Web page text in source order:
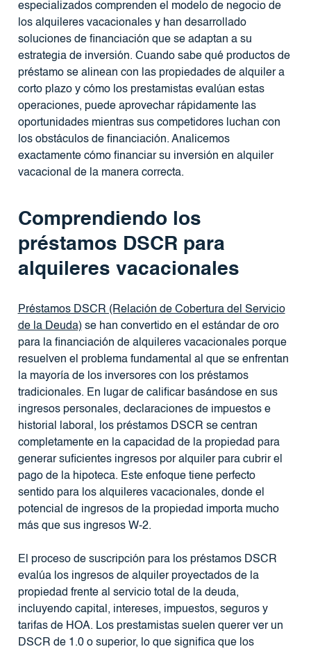
especializados comprenden el modelo de negocio de
los alquileres vacacionales y han desarrollado
soluciones de financiación que se adaptan a su
estrategia de inversión. Cuando sabe qué productos de
préstamo se alinean con las propiedades de alquiler a
corto plazo y cómo los prestamistas evalúan estas
operaciones, puede aprovechar rápidamente las
oportunidades mientras sus competidores luchan con
los obstáculos de financiación. Analicemos
exactamente cómo financiar su inversión en alquiler
vacacional de la manera correcta.
Comprendiendo los
préstamos DSCR para
alquileres vacacionales
Préstamos DSCR (Relación de Cobertura del Servicio
de la Deuda)se han convertido en el estándar de oro
para la financiación de alquileres vacacionales porque
resuelven el problema fundamental al que se enfrentan
la mayoría de los inversores con los préstamos
tradicionales. En lugar de calificar basándose en sus
ingresos personales, declaraciones de impuestos e
historial laboral, los préstamos DSCR se centran
completamente en la capacidad de la propiedad para
generar suficientes ingresos por alquiler para cubrir el
pago de la hipoteca. Este enfoque tiene perfecto
sentido para los alquileres vacacionales, donde el
potencial de ingresos de la propiedad importa mucho
más que sus ingresos W-2.
El proceso de suscripción para los préstamos DSCR
evalúa los ingresos de alquiler proyectados de la
propiedad frente al servicio total de la deuda,
incluyendo capital, intereses, impuestos, seguros y
tarifas de HOA. Los prestamistas suelen querer ver un
DSCR de 1.0 o superior, lo que significa que los